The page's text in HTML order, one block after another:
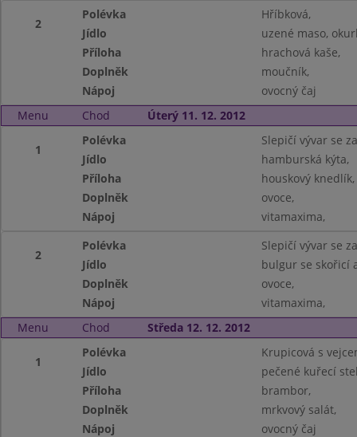
2
Polévka
Hříbková,
Jídlo
uzené maso,
Příloha
hrachová kaše,
Doplněk
moučník,
Nápoj
ovocný čaj
Menu
Chod Úterý 11. 12. 2012
1
Polévka
Slepičí vývar se
Jídlo
hamburská kýta,
Příloha
houskový knedlík,
Doplněk
ovoce,
Nápoj
vitamaxima,
2
Polévka
Slepičí vývar se
Jídlo
bulgur se skořicí
Doplněk
ovoce,
Nápoj
vitamaxima,
Menu
Chod Středa 12. 12. 2012
1
Polévka
Krupicová s
Jídlo
pečené kuřecí
Příloha
brambor,
Doplněk
mrkvový salát,
Nápoj
ovocný čaj